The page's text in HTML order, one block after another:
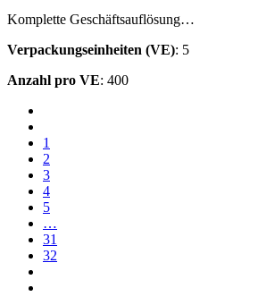
Komplette Geschäftsauflösung…
Verpackungseinheiten (VE): 5
Anzahl pro VE: 400
1
2
3
4
5
…
31
32